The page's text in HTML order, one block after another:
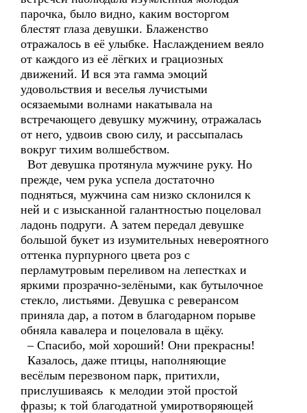
парочка, было видно, каким восторгом
блестят глаза девушки. Блаженство
отражалось в её улыбке. Наслаждением веяло
от каждого из её лёгких и грациозных
движений. И вся эта гамма эмоций
удовольствия и веселья лучистыми
осязаемыми волнами накатывала на
встречающего девушку мужчину, отражалась
от него, удвоив свою силу, и рассыпалась
вокруг тихим волшебством.
Вот девушка протянула мужчине руку. Но
прежде, чем рука успела достаточно
подняться, мужчина сам низко склонился к
ней и с изысканной галантностью поцеловал
ладонь подруги. А затем передал девушке
большой букет из изумительных невероятного
оттенка пурпурного цвета роз с
перламутровым переливом на лепестках и
яркими прозрачно-зелёными, как бутылочное
стекло, листьями. Девушка с реверансом
приняла дар, а потом в благодарном порыве
обняла кавалера и поцеловала в щёку.
– Спасибо, мой хороший! Они прекрасны!
Казалось, даже птицы, наполняющие
весёлым перезвоном парк, притихли,
прислушиваясь к мелодии этой простой
фразы; к той благодатной умиротворяющей